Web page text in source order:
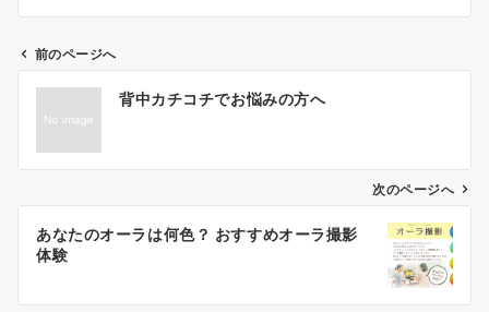
ン
前のページへ
背中カチコチでお悩みの方へ
次のページへ
あなたのオーラは何色？ おすすめオーラ撮影
体験